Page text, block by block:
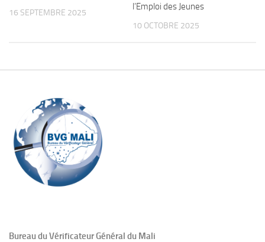
16 SEPTEMBRE 2025
l’Emploi des Jeunes
10 OCTOBRE 2025
Bureau du Vérificateur Général du Mali